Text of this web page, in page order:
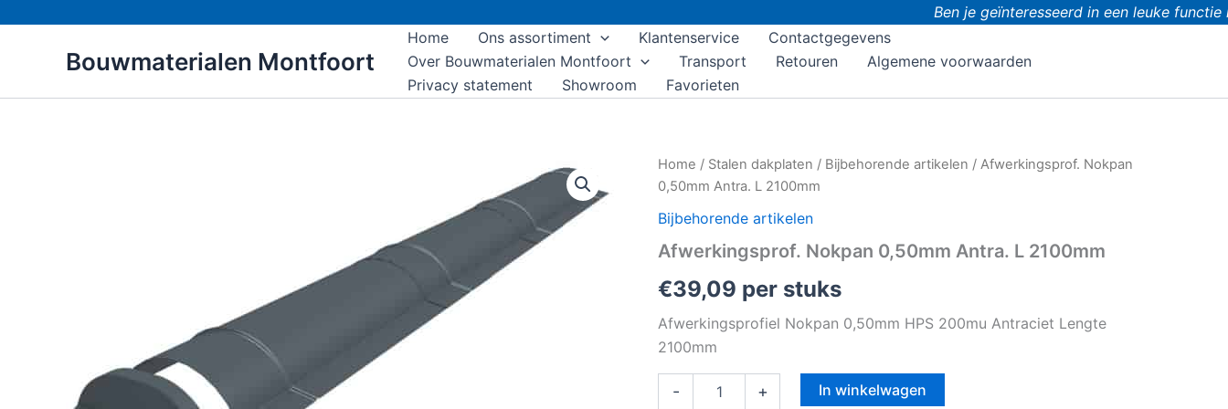
Ben je geïnteresseerd in een leuke
Bouwmaterialen Montfoort
Home Ons assortiment Klantenservice
Contactgegevens
Over Bouwmaterialen Montfoort
Transport Retouren
Algemene voorwaarden
Privacy statement
Showroom Favorieten
Home / Stalen dakplaten / Bijbehorende artikelen / Afwerkingsprof. Nokpan
0,50mm Antra. L 2100mm
Bijbehorende artikelen
Afwerkingsprof. Nokpan 0,50mm Antra. L 2100mm
€39,09 per stuks
Afwerkingsprofiel Nokpan 0,50mm HPS 200mu Antraciet Lengte
2100mm
-
Afwerkingsprof.
Nokpan
0,50mm
Antra.
2100mm
+ In winkelwagen